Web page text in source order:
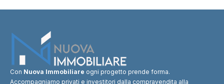
Con Nuova Immobiliare ogni progetto prende forma.
Accompagniamo privati e investitori dalla compravendita alla